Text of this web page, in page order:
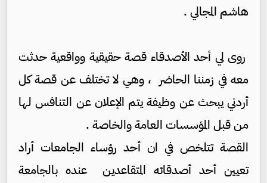
هاشم المجالي .
روى لي أحد الأصدقاء قصة حقيقية وواقعية حدثت
معه في زمننا الحاضر ، وهي لا تختلف عن قصة كل
أردني يبحث عن وظيفة يتم الإعلان عن التنافس لها
من قبل المؤسسات العامة والخاصة .
القصة تتلخص في ان أحد رؤساء الجامعات أراد
تعيين أحد أصدقائه المتقاعدين عنده بالجامعة